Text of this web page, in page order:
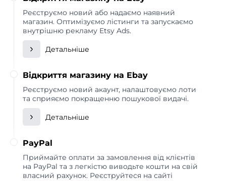
Реєструємо новий або надаємо наявний
магазин. Оптимізуємо лістинги та запускаємо
внутрішню рекламу Etsy Ads.
Детальніше
Відкриття магазину на Ebay
Реєструємо новий акаунт, налаштовуємо лоти
та сприяємо покращенню пошукової видачі.
Детальніше
PayPal
Приймайте оплати за замовлення від клієнтів
на PayPal та з легкістю виводьте кошти на свій
власний рахунок. Реєструйтеся на сайті